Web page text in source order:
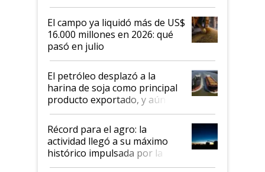
El campo ya liquidó más de US$
16.000 millones en 2026: qué
pasó en julio
El petróleo desplazó a la
harina de soja como principal
producto exportado, y aún así
el agro aportó casi seis de cada
diez dólares y sostuvo el
liderazgo en un semestre
récord
Récord para el agro: la
actividad llegó a su máximo
histórico impulsada por la
cosecha y las exportaciones